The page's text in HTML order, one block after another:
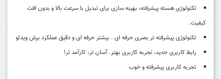
تکنولوژی هسته پیشرفته، بهینه سازی برای تبدیل با سرعت بالا و بدون افت
کیفیت.
تکنولوژی پیشرفته تر بصری حرفه ای . بیشتر حرفه ای و دقیق عملکرد برش ویدئو
رابط کاربری جدید، تجربه کاربری بهتر. آسان تر، کارآمد تر!
تجربه کاربری پیشرفته و خوب